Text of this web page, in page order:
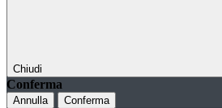
Chiudi
Conferma
Annulla Conferma